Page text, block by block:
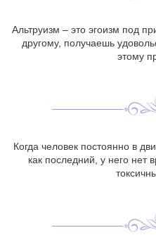
Альтруизм – это эгоизм под
другому, получаешь
этому
Когда человек постоянно в
как последний, у него нет